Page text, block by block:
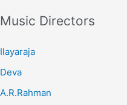
Music Directors
Ilayaraja
Deva
A.R.Rahman